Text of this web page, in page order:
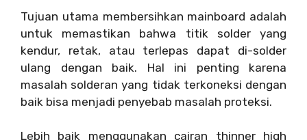
Tujuan utama membersihkan mainboard adalah
untuk memastikan bahwa titik solder yang
kendur, retak, atau terlepas dapat di-solder
ulang dengan baik. Hal ini penting karena
masalah solderan yang tidak terkoneksi dengan
baik bisa menjadi penyebab masalah proteksi.
Lebih baik menggunakan cairan thinner high